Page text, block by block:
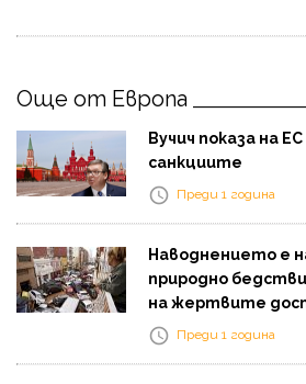
Още от Европа
Вучич показа на
санкциите
Преди 1 година
Наводнението е
природно
на жертвите
Преди 1 година